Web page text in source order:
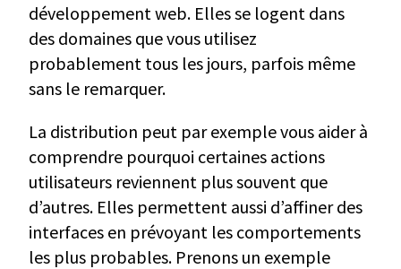
développement web. Elles se logent dans
des domaines que vous utilisez
probablement tous les jours, parfois même
sans le remarquer.
La distribution peut par exemple vous aider à
comprendre pourquoi certaines actions
utilisateurs reviennent plus souvent que
d’autres. Elles permettent aussi d’affiner des
interfaces en prévoyant les comportements
les plus probables. Prenons un exemple